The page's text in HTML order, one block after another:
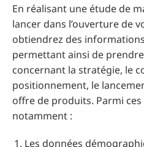
En réalisant une étude de
lancer dans l’ouverture de
obtiendrez des
permettant ainsi de
concernant la stratégie, le
positionnement, le
offre de produits. Parmi
notamment :
Les données